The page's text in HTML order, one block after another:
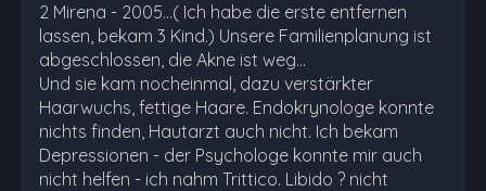
2 Mirena - 2005...( Ich habe die erste entfernen
lassen, bekam 3 Kind.) Unsere Familienplanung ist
abgeschlossen, die Akne ist weg...
Und sie kam nocheinmal, dazu verstärkter
Haarwuchs, fettige Haare. Endokrynologe konnte
nichts finden, Hautarzt auch nicht. Ich bekam
Depressionen - der Psychologe konnte mir auch
nicht helfen - ich nahm Trittico. Libido ? nicht